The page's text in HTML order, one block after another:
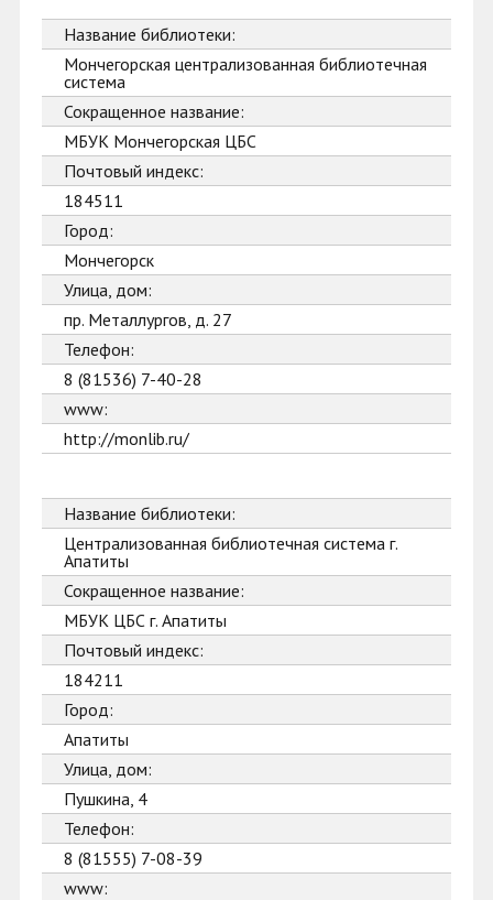
Название библиотеки:
Мончегорская централизованная библиотечная
система
Сокращенное название:
МБУК Мончегорская ЦБС
Почтовый индекс:
184511
Город:
Мончегорск
Улица, дом:
пр. Металлургов, д. 27
Телефон:
8 (81536) 7-40-28
www:
http://monlib.ru/
Название библиотеки:
Централизованная библиотечная система г.
Апатиты
Сокращенное название:
МБУК ЦБС г. Апатиты
Почтовый индекс:
184211
Город:
Апатиты
Улица, дом:
Пушкина, 4
Телефон:
8 (81555) 7-08-39
www: